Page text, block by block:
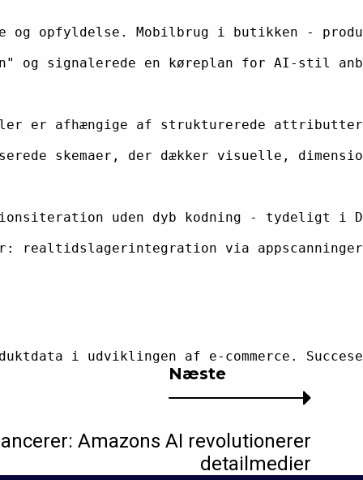
opfyldelse. Mobilbrug i butikken -
og signalerede en køreplan for AI-
er afhængige af strukturerede
skemaer, der dækker visuelle,
uden dyb kodning -
via appscanninger
Næste
Amazons AI revolutionerer
detailmedier